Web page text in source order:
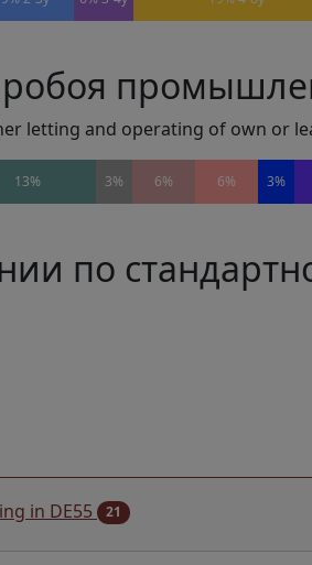
letting and operating of own or
13% 3% 6% 6% 3%
по
in DE55 21